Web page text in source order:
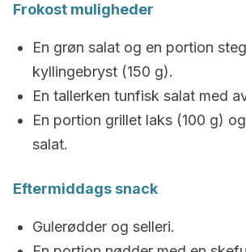
Frokost muligheder
En grøn salat og en portion
kyllingebryst (150 g).
En tallerken tunfisk salat med
En portion grillet laks (100 g)
salat.
Eftermiddags snack
Gulerødder og selleri.